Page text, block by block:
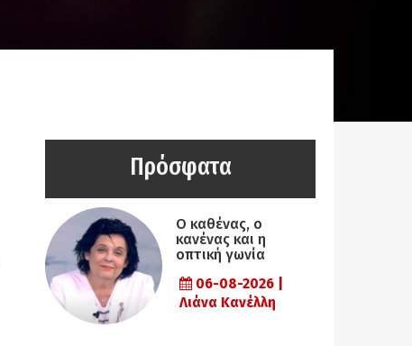
Πρόσφατα
Ο καθένας, ο
κανένας και η
οπτική γωνία
06-08-2026 |
Λιάνα Κανέλλη